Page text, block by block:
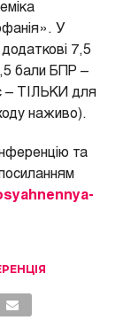
У
7,5
бали БПР –
– ТІЛЬКИ для
наживо).
та